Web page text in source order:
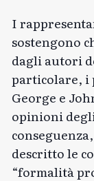
I
sostengono
dagli autori
particolare, i
George e
opinioni
descritto le
“formalità